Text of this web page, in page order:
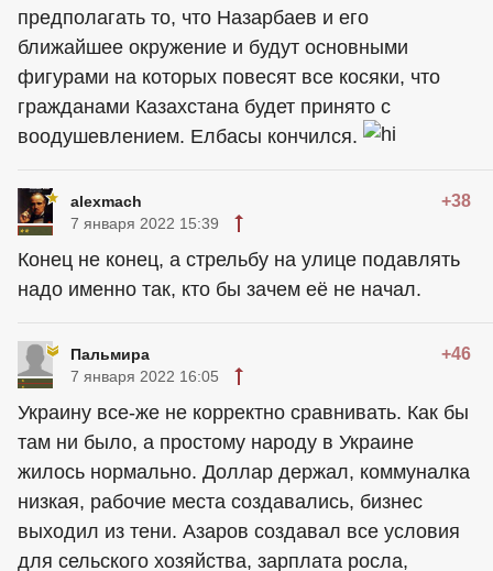
предполагать то, что Назарбаев и его
ближайшее окружение и будут основными
фигурами на которых повесят все косяки, что
гражданами Казахстана будет принято с
воодушевлением. Елбасы кончился.
alexmach +38
7 января 2022 15:39
Конец не конец, а стрельбу на улице подавлять
надо именно так, кто бы зачем её не начал.
Пальмира +46
7 января 2022 16:05
Украину все-же не корректно сравнивать. Как бы
там ни было, а простому народу в Украине
жилось нормально. Доллар держал, коммуналка
низкая, рабочие места создавались, бизнес
выходил из тени. Азаров создавал все условия
для сельского хозяйства, зарплата росла,